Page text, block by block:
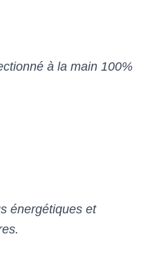
à la main 100%
énergétiques et